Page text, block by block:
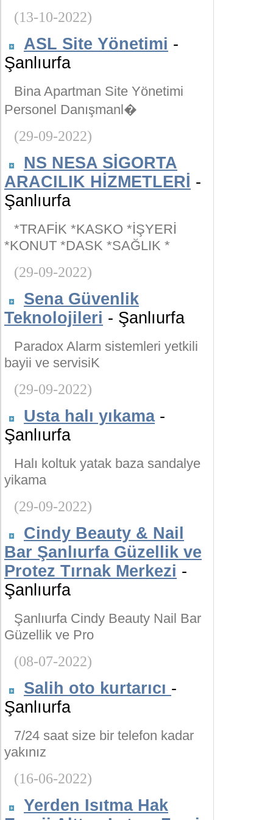
(13-10-2022)
ASL Site Yönetimi -
Şanlıurfa
Bina Apartman Site Yönetimi
Personel Danışmanl�
(29-09-2022)
NS NESA SİGORTA
ARACILIK HİZMETLERİ -
Şanlıurfa
*TRAFİK *KASKO *İŞYERİ
*KONUT *DASK *SAĞLIK *
(29-09-2022)
Sena Güvenlik
Teknolojileri - Şanlıurfa
Paradox Alarm sistemleri yetkili
bayii ve servisiK
(29-09-2022)
Usta halı yıkama-
Şanlıurfa
Halı koltuk yatak baza sandalye
yikama
(29-09-2022)
Cindy Beauty & Nail
Bar Şanlıurfa Güzellik ve
Protez Tırnak Merkezi -
Şanlıurfa
Şanlıurfa Cindy Beauty Nail Bar
Güzellik ve Pro
(08-07-2022)
Salih oto kurtarıcı -
Şanlıurfa
7/24 saat size bir telefon kadar
yakınız
(16-06-2022)
Yerden Isıtma Hak